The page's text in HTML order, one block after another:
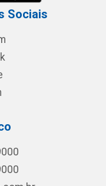
Sociais